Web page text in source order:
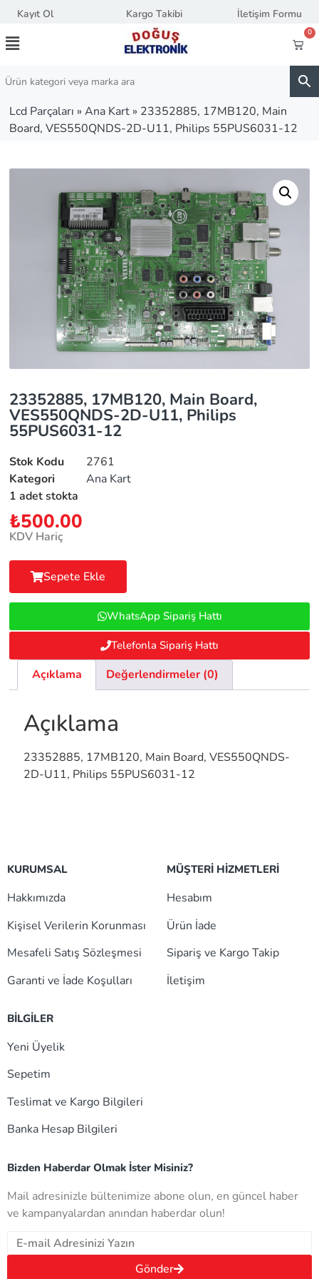
Kayıt Ol Kargo Takibi İletişim Formu
0
Lcd Parçaları » Ana Kart » 23352885, 17MB120, Main
Board, VES550QNDS-2D-U11, Philips 55PUS6031-12
23352885, 17MB120, Main Board,
VES550QNDS-2D-U11, Philips
55PUS6031-12
Stok Kodu
2761
Kategori
Ana Kart
1 adet stokta
₺500.00
KDV Hariç
Sepete Ekle
WhatsApp Sipariş Hattı
Telefonla Sipariş Hattı
Açıklama Değerlendirmeler (0)
Açıklama
23352885, 17MB120, Main Board, VES550QNDS-
2D-U11, Philips 55PUS6031-12
KURUMSAL
Hakkımızda
Kişisel Verilerin Korunması
Mesafeli Satış Sözleşmesi
Garanti ve İade Koşulları
MÜŞTERİ HİZMETLERİ
Hesabım
Ürün İade
Sipariş ve Kargo Takip
İletişim
BİLGİLER
Yeni Üyelik
Sepetim
Teslimat ve Kargo Bilgileri
Banka Hesap Bilgileri
Bizden Haberdar Olmak İster Misiniz?
Mail adresinizle bültenimize abone olun, en güncel haber
ve kampanyalardan anından haberdar olun!
Gönder